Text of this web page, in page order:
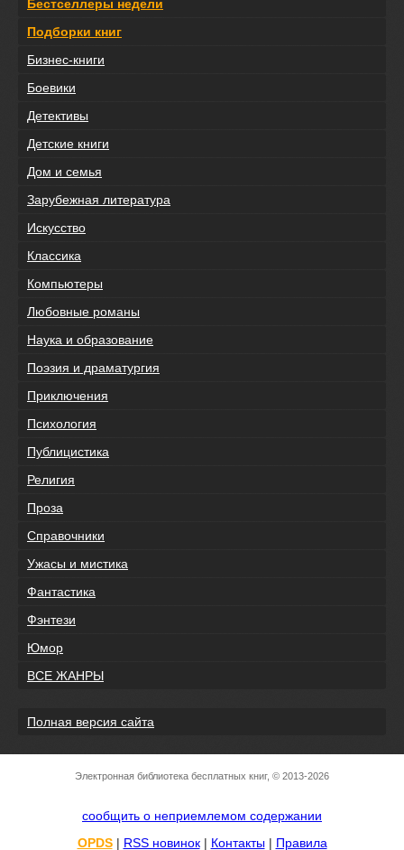
Бестселлеры недели
Подборки книг
Бизнес-книги
Боевики
Детективы
Детские книги
Дом и семья
Зарубежная литература
Искусство
Классика
Компьютеры
Любовные романы
Наука и образование
Поэзия и драматургия
Приключения
Психология
Публицистика
Религия
Проза
Справочники
Ужасы и мистика
Фантастика
Фэнтези
Юмор
ВСЕ ЖАНРЫ
Полная версия сайта
Электронная библиотека бесплатных книг, © 2013-2026
сообщить о неприемлемом содержании
OPDS| RSS новинок| Контакты| Правила